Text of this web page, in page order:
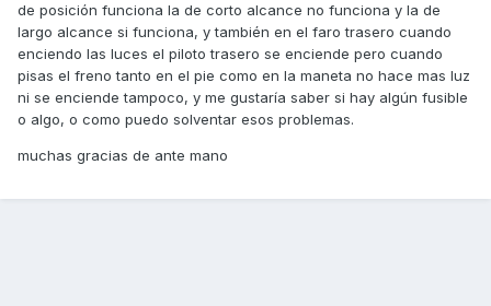
de posición funciona la de corto alcance no funciona y la de
largo alcance si funciona, y también en el faro trasero cuando
enciendo las luces el piloto trasero se enciende pero cuando
pisas el freno tanto en el pie como en la maneta no hace mas luz
ni se enciende tampoco, y me gustaría saber si hay algún fusible
o algo, o como puedo solventar esos problemas.
muchas gracias de ante mano